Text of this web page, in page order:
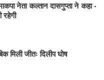
नेता कल्तान दासगुप्ता ने कहा -
रहेगी
मिली जीतः दिलीप घोष